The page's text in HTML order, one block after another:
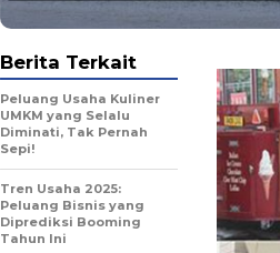
Berita Terkait
Peluang Usaha Kuliner
UMKM yang Selalu
Diminati, Tak Pernah
Sepi!
Tren Usaha 2025:
Peluang Bisnis yang
Diprediksi Booming
Tahun Ini